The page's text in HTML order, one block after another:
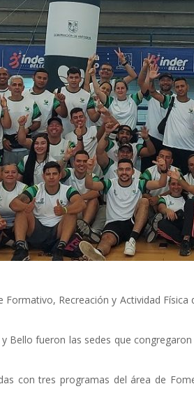
Recreación y Actividad
Bello fueron las sedes que
con tres programas del área de